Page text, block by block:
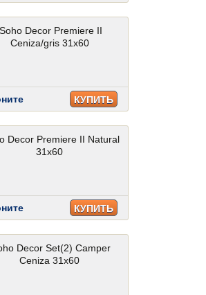
Soho Decor Premiere II
Ceniza/gris 31x60
КУПИТЬ
Decor Premiere II Natural
31x60
КУПИТЬ
Decor Set(2) Camper
Ceniza 31x60